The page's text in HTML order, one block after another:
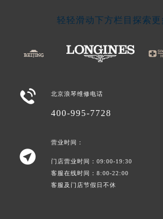
轻轻滑动下方栏目探索更
 北京浪琴维修电话
400-995-7728

营业时间：
门店营业时间：09:00-19:30
客服在线时间：8:00-22:00
客服及门店节假日不休